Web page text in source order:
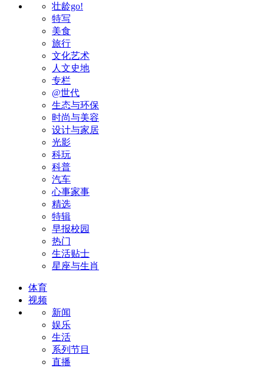
壮龄go!
特写
美食
旅行
文化艺术
人文史地
专栏
@世代
生态与环保
时尚与美容
设计与家居
光影
科玩
科普
汽车
心事家事
精选
特辑
早报校园
热门
生活贴士
星座与生肖
体育
视频
新闻
娱乐
生活
系列节目
直播